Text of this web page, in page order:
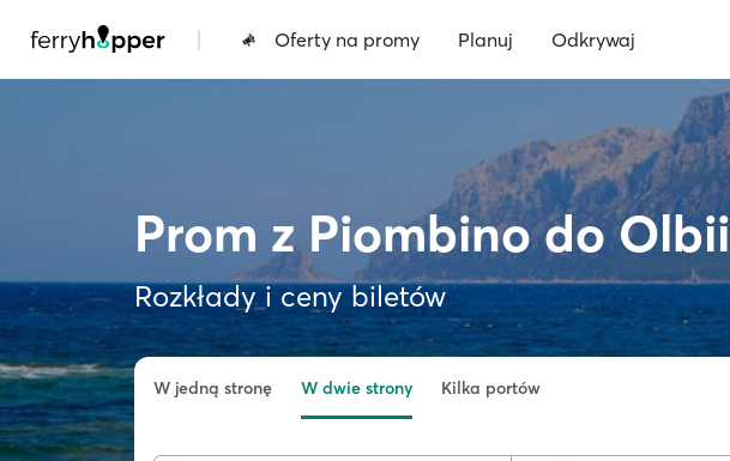
| Oferty na promy Planuj Odkrywaj
Prom z Piombino do Olbii
Rozkłady i ceny biletów
W jedną stronę W dwie strony Kilka portów